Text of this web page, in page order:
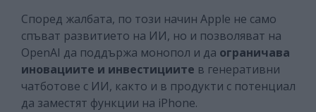
Според жалбата, по този начин Apple не само
спъват развитието на ИИ, но и позволяват на
OpenAI да поддържа монопол и да ограничава
иновациите и инвестициите в генеративни
чатботове с ИИ, както и в продукти с потенциал
да заместят функции на iPhone.